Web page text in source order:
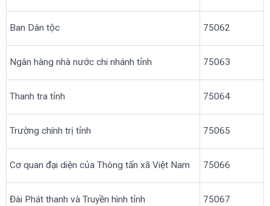
Ban Dân tộc 75062
Ngân hàng nhà nước chi nhánh tỉnh 75063
Thanh tra tỉnh 75064
Trường chính trị tỉnh 75065
Cơ quan đại diện của Thông tấn xã Việt Nam 75066
Đài Phát thanh và Truyền hình tỉnh 75067